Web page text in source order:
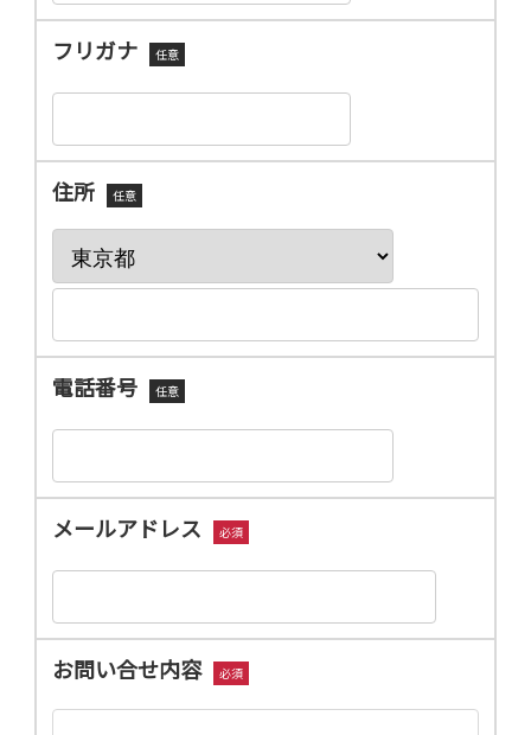
フリガナ 任意
住所 任意
電話番号 任意
メールアドレス 必須
お問い合せ内容 必須